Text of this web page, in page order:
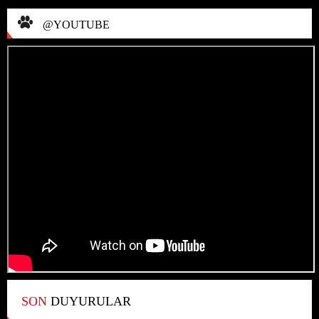
@YOUTUBE
SON DUYURULAR